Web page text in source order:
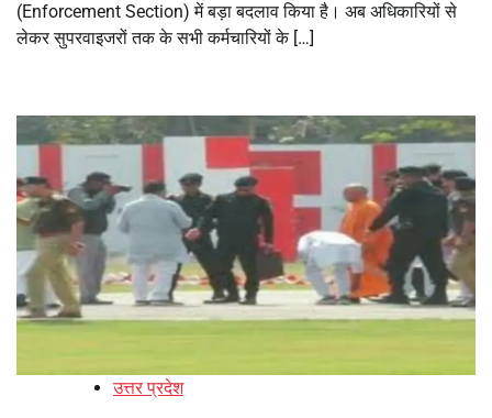
(Enforcement Section) में बड़ा बदलाव किया है। अब अधिकारियों से
लेकर सुपरवाइजरों तक के सभी कर्मचारियों के […]
उत्तर प्रदेश